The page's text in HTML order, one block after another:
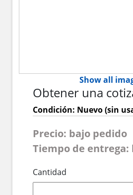
Show all
Obtener una
Condición: Nuevo (sin
Precio: bajo pedido
Tiempo de entrega:
Cantidad